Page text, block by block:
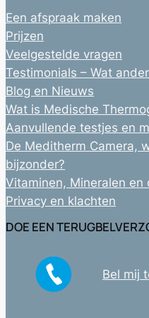
Een afspraak maken
Prijzen
Veelgestelde vragen
Testimonials – Wat
Blog en Nieuws
Wat is Medische
Aanvullende testjes en
De Meditherm Camera,
bijzonder?
Vitaminen, Mineralen en
Privacy en klachten
DOE EEN
Bel mij